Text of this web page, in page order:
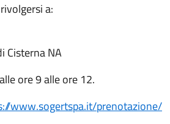
a:
Cisterna NA
ore 9 alle ore 12.
www.sogertspa.it/prenotazione/